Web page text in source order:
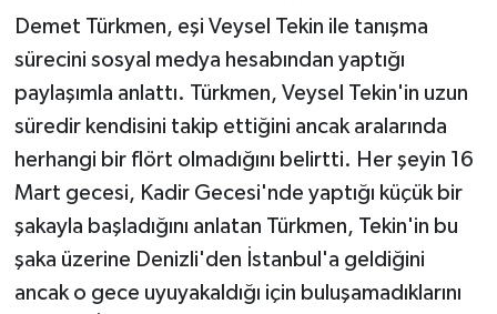
Demet Türkmen, eşi Veysel Tekin ile tanışma
sürecini sosyal medya hesabından yaptığı
paylaşımla anlattı. Türkmen, Veysel Tekin'in uzun
süredir kendisini takip ettiğini ancak aralarında
herhangi bir flört olmadığını belirtti. Her şeyin 16
Mart gecesi, Kadir Gecesi'nde yaptığı küçük bir
şakayla başladığını anlatan Türkmen, Tekin'in bu
şaka üzerine Denizli'den İstanbul'a geldiğini
ancak o gece uyuyakaldığı için buluşamadıklarını